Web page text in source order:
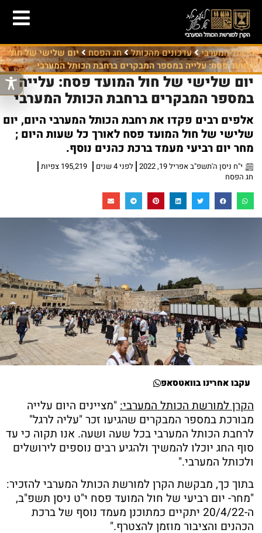
הכותל המערבי עדכונים מהכותל חג הפסח
יום שלישי של חול
המועד פסח: עלייה במספר המבקרים ברחבת הכותל המערבי
יום שלישי של חול המועד פסח: עלייה
במספר המבקרים ברחבת הכותל המערבי
אלפים רבים פקדו את רחבת הכותל המערבי היום, יום
שלישי של חול המועד פסח לאורך כל שעות היום ;
מחר יום רביעי מעמד ברכת כהנים נוסף.
י"ח ניסן ה'תשפ"ב אפריל 19, 2022 לפני 4 שנים
195,219 צפיות
חג הפסח
עקבו אחרינו בוואטסאפ
הקרן למורשת הכותל המערבי:"מציינים היום עלייה
מבורכת במספר המבקרים שהגיעו זכר "עליה לרגל"
לרחבת הכותל המערבי בכל שעה ושעה. אנו תקוה כי עד
סוף החג יוכלו להמשיך ולהגיע רבים נוספים לירושלים
ולכותל המערבי."
בתוך כך, מבקשת הקרן למורשת הכותל המערבי להזכיר:
"מחר- יום רביעי של חול המועד פסח י"ט ניסן תשפ"ב,
ה-20/4/22 יתקיים כמתוכנן מעמד נוסף של ברכת
הכהנים והציבור מוזמן להצטרף."